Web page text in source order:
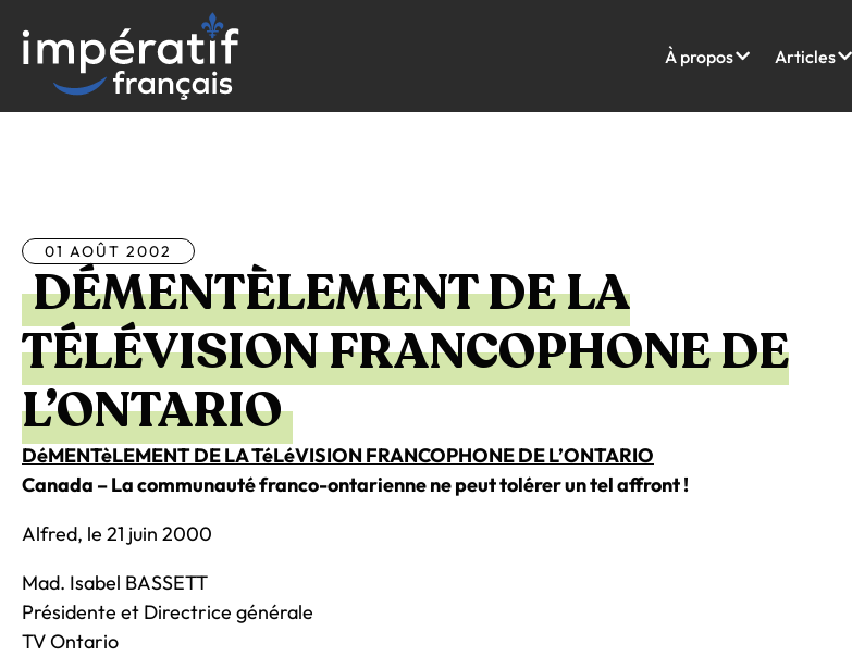
contenu
À propos Articles
01 AOÛT 2002
DÉMENTÈLEMENT DE LA
TÉLÉVISION FRANCOPHONE DE
L’ONTARIO
DéMENTèLEMENT DE LA TéLéVISION FRANCOPHONE DE L’ONTARIO
Canada – La communauté franco-ontarienne ne peut tolérer un tel affront !
Alfred, le 21 juin 2000
Mad. Isabel BASSETT
Présidente et Directrice générale
TV Ontario